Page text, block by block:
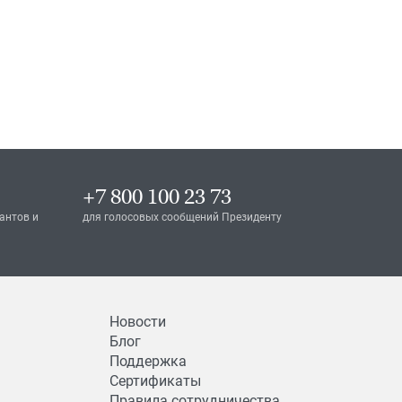
и
+7 800 100 23 73
для голосовых сообщений Президенту
Новости
Блог
Поддержка
Сертификаты